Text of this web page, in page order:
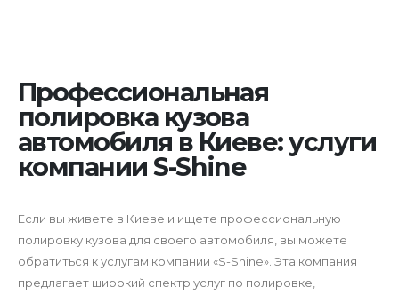
Профессиональная
полировка кузова
автомобиля в Киеве: услуги
компании S-Shine
Если вы живете в Киеве и ищете профессиональную
полировку кузова для своего автомобиля, вы можете
обратиться к услугам компании «S-Shine». Эта компания
предлагает широкий спектр услуг по полировке,